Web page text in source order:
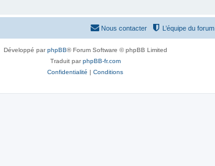
L’équipe du forum
Nous contacter
Développé parphpBB® Forum Software © phpBB Limited
Traduit parphpBB-fr.com
Confidentialité | Conditions